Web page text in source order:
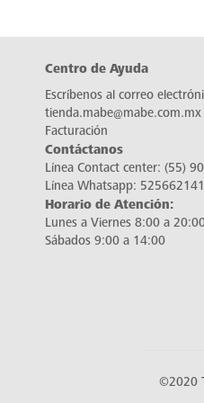
Centro de Ayuda
Escríbenos al correo
tienda.mabe@mabe.com.mx
Facturación
Contáctanos
Línea Contact center: (55)
Línea Whatsapp:
Horario de Atención:
Lunes a Viernes 8:00 a
Sábados 9:00 a 14:00
©2020